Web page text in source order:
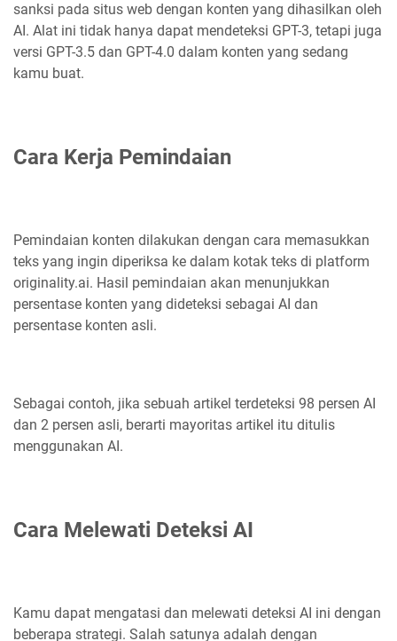
sanksi pada situs web dengan konten yang dihasilkan oleh
AI. Alat ini tidak hanya dapat mendeteksi GPT-3, tetapi juga
versi GPT-3.5 dan GPT-4.0 dalam konten yang sedang
kamu buat.
Cara Kerja Pemindaian
Pemindaian konten dilakukan dengan cara memasukkan
teks yang ingin diperiksa ke dalam kotak teks di platform
originality.ai. Hasil pemindaian akan menunjukkan
persentase konten yang dideteksi sebagai AI dan
persentase konten asli.
Sebagai contoh, jika sebuah artikel terdeteksi 98 persen AI
dan 2 persen asli, berarti mayoritas artikel itu ditulis
menggunakan AI.
Cara Melewati Deteksi AI
Kamu dapat mengatasi dan melewati deteksi AI ini dengan
beberapa strategi. Salah satunya adalah dengan